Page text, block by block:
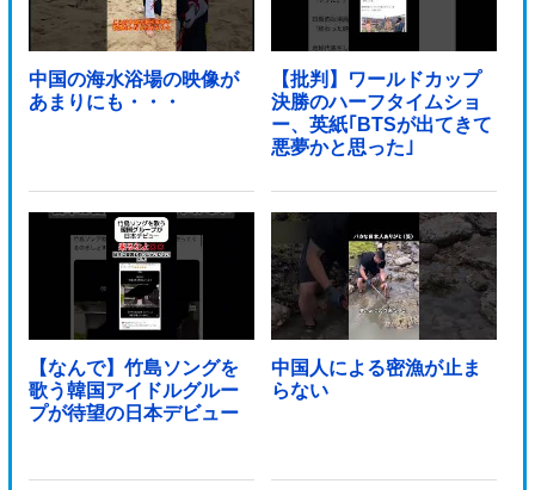
中国の海水浴場の映像が
あまりにも・・・
【批判】ワールドカップ
決勝のハーフタイムショ
ー、英紙｢BTSが出てきて
悪夢かと思った｣
【なんで】竹島ソングを
歌う韓国アイドルグルー
プが待望の日本デビュー
中国人による密漁が止ま
らない